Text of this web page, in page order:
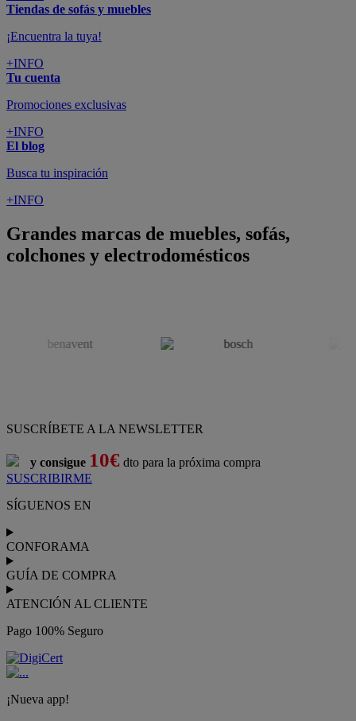
Tiendas de sofás y muebles
¡Encuentra la tuya!
+INFO
Tu cuenta
Promociones exclusivas
+INFO
El blog
Busca tu inspiración
+INFO
Grandes marcas de muebles, sofás,
colchones y electrodomésticos
SUSCRÍBETE A LA NEWSLETTER
y consigue 10€ dto para la próxima compra
SUSCRIBIRME
SÍGUENOS EN
CONFORAMA
GUÍA DE COMPRA
ATENCIÓN AL CLIENTE
Pago 100% Seguro
¡Nueva app!